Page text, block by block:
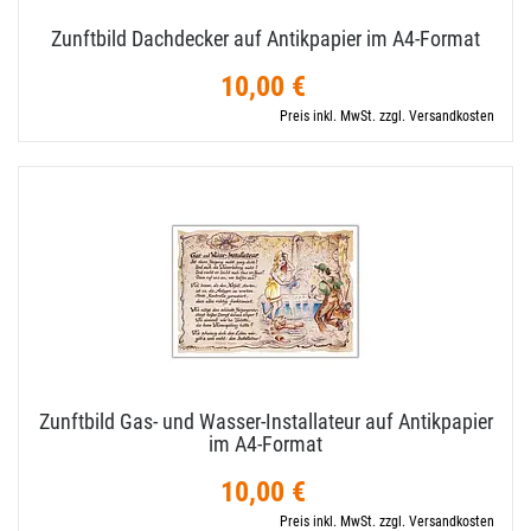
Zunftbild Dachdecker auf Antikpapier im A4-​Format
10,00 €
Preis inkl. MwSt. zzgl. Versandkosten
Zunftbild Gas- und Wasser-​Installateur auf Antikpapier
im A4-​Format
10,00 €
Preis inkl. MwSt. zzgl. Versandkosten